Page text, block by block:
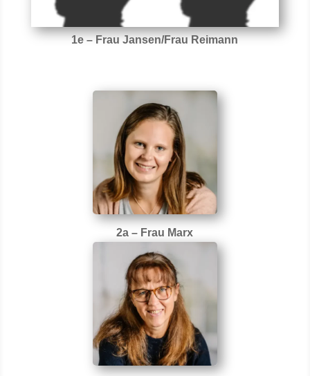
1e – Frau Jansen/Frau Reimann
2a – Frau Marx